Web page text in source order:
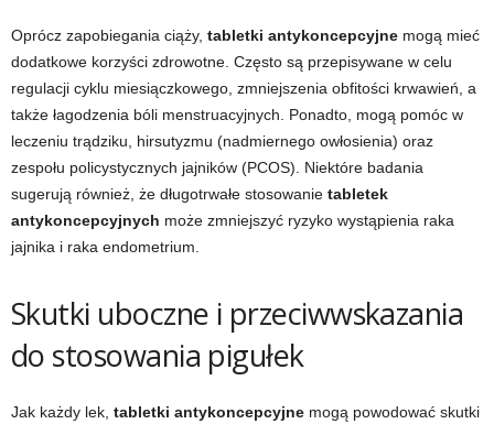
Oprócz zapobiegania ciąży, tabletki antykoncepcyjne mogą mieć
dodatkowe korzyści zdrowotne. Często są przepisywane w celu
regulacji cyklu miesiączkowego, zmniejszenia obfitości krwawień, a
także łagodzenia bóli menstruacyjnych. Ponadto, mogą pomóc w
leczeniu trądziku, hirsutyzmu (nadmiernego owłosienia) oraz
zespołu policystycznych jajników (PCOS). Niektóre badania
sugerują również, że długotrwałe stosowanie tabletek
antykoncepcyjnych może zmniejszyć ryzyko wystąpienia raka
jajnika i raka endometrium.
Skutki uboczne i przeciwwskazania
do stosowania pigułek
Jak każdy lek, tabletki antykoncepcyjne mogą powodować skutki